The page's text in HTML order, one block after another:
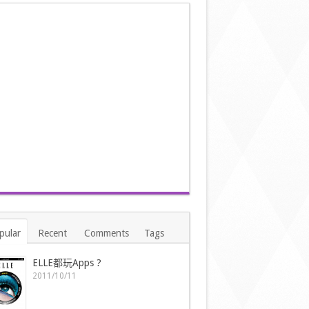
Recent Comments Tags
ELLE都玩Apps ?
2011/10/11